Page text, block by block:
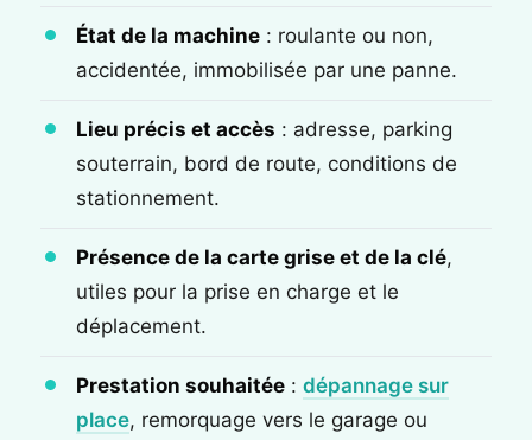
État de la machine : roulante ou non,
accidentée, immobilisée par une panne.
Lieu précis et accès : adresse, parking
souterrain, bord de route, conditions de
stationnement.
Présence de la carte grise et de la clé,
utiles pour la prise en charge et le
déplacement.
Prestation souhaitée : dépannage sur
place, remorquage vers le garage ou